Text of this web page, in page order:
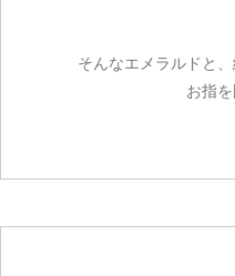
そんなエメラルドと
お指を